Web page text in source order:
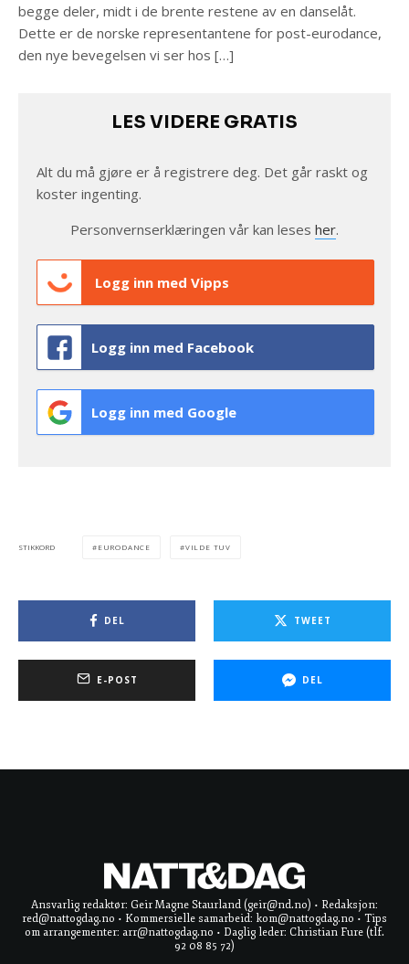
begge deler, midt i de brente restene av en danselåt.
Dette er de norske representantene for post-eurodance,
den nye bevegelsen vi ser hos […]
LES VIDERE GRATIS
Alt du må gjøre er å registrere deg. Det går raskt og
koster ingenting.
Personvernserklæringen vår kan leses her.
Logg inn med Vipps
Logg inn med Facebook
Logg inn med Google
STIKKORD EURODANCE VILDE TUV
DEL TWEET
E-POST DEL
Ansvarlig redaktør: Geir Magne Staurland (geir@nd.no) • Redaksjon:
red@nattogdag.no • Kommersielle samarbeid: kom@nattogdag.no • Tips
om arrangementer: arr@nattogdag.no • Daglig leder: Christian Fure (tlf.
92 08 85 72)